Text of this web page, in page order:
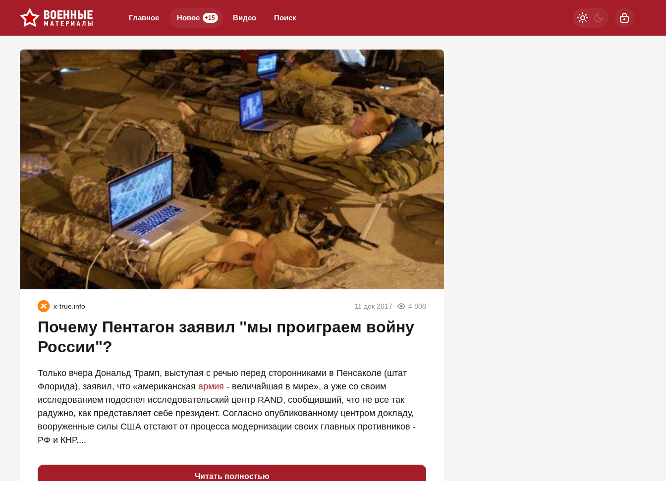
Главное Новое +15 Видео Поиск
x-true.info 11 дек 2017 4 808
Почему Пентагон заявил "мы проиграем войну
России"?
Только вчера Дональд Трамп, выступая с речью перед сторонниками в Пенсаколе (штат
Флорида), заявил, что «американская армия - величайшая в мире», а уже со своим
исследованием подоспел исследовательский центр RAND, сообщивший, что не все так
радужно, как представляет себе президент. Согласно опубликованному центром докладу,
вооруженные силы США отстают от процесса модернизации своих главных противников -
РФ и КНР....
Читать полностью